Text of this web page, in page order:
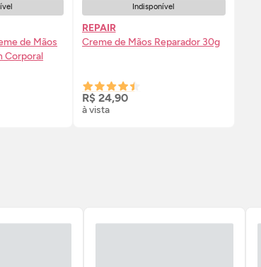
de Mãos
Corporal
Indisponível
REPAIR
Creme de Mãos Reparador 30g
R$ 24,90
à vista
AVISE-ME